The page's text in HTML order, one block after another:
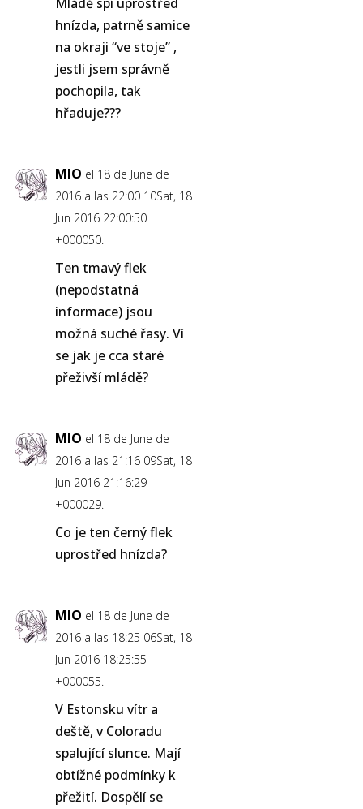
hnízda, patrně samice
na okraji “ve stoje” ,
jestli jsem správně
pochopila, tak
hřaduje???
MIO el 18 de June de
2016 a las 22:00 10Sat, 18
Jun 2016 22:00:50
+000050.
Ten tmavý flek
(nepodstatná
informace) jsou
možná suché řasy. Ví
se jak je cca staré
přeživší mládě?
MIO el 18 de June de
2016 a las 21:16 09Sat, 18
Jun 2016 21:16:29
+000029.
Co je ten černý flek
uprostřed hnízda?
MIO el 18 de June de
2016 a las 18:25 06Sat, 18
Jun 2016 18:25:55
+000055.
V Estonsku vítr a
deště, v Coloradu
spalující slunce. Mají
obtížné podmínky k
přežití. Dospělí se